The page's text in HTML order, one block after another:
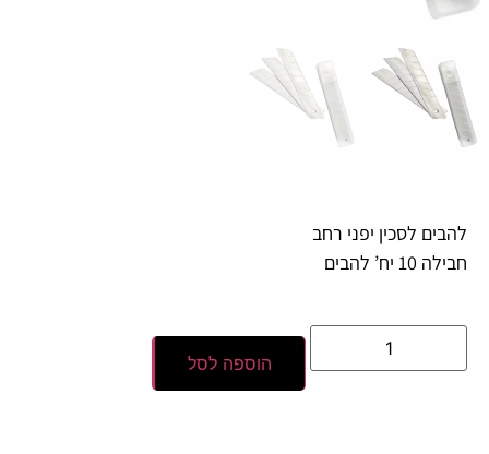
להבים לסכין יפני רחב
חבילה 10 יח’ להבים
הוספה לסל